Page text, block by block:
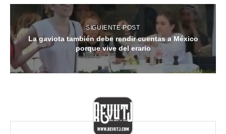
SIGUIENTE POST
La gaviota también debe rendir cuentas a México
porque vive del erario